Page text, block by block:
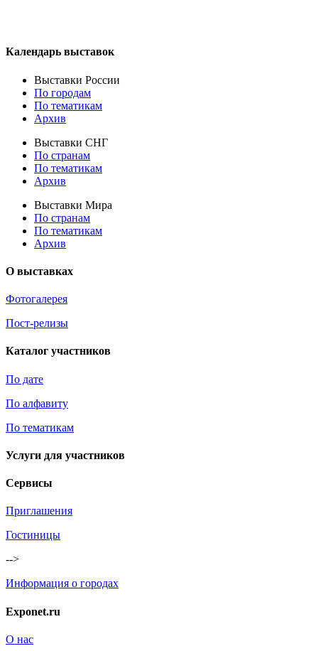
Календарь выставок
Выставки России
По городам
По тематикам
Архив
Выставки СНГ
По странам
По тематикам
Архив
Выставки Мира
По странам
По тематикам
Архив
О выставках
Фотогалерея
Пост-релизы
Каталог участников
По дате
По алфавиту
По тематикам
Услуги для участников
Сервисы
Приглашения
Гостиницы
-->
Информация о городах
Exponet.ru
О нас